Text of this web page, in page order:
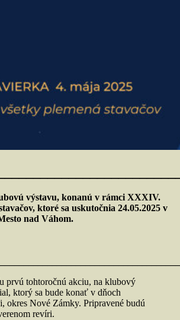
výstavu, konanú v rámci XXXIV.
ktoré sa uskutočnia 24.05.2025 v
nad Váhom.
prvú tohtoročnú akciu, na klubový
ktorý sa bude konať v dňoch
okres Nové Zámky. Pripravené budú
revíri.